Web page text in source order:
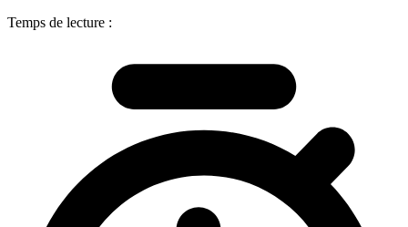
Temps de lecture :